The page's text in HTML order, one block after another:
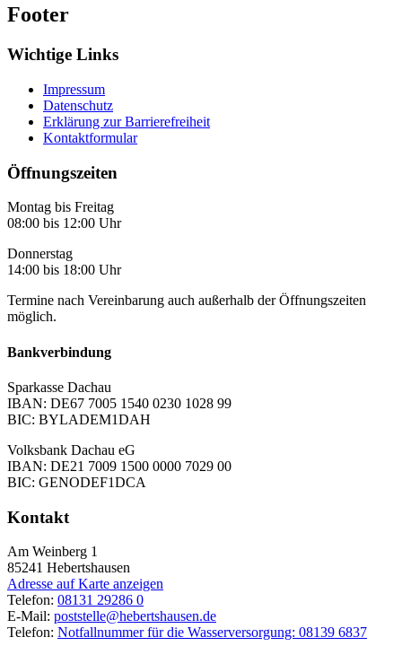
Footer
Wichtige Links
Impressum
Datenschutz
Erklärung zur Barrierefreiheit
Kontaktformular
Öffnungszeiten
Montag bis Freitag
08:00 bis 12:00 Uhr
Donnerstag
14:00 bis 18:00 Uhr
Termine nach Vereinbarung auch außerhalb der Öffnungszeiten
möglich.
Bankverbindung
Sparkasse Dachau
IBAN: DE67 7005 1540 0230 1028 99
BIC: BYLADEM1DAH
Volksbank Dachau eG
IBAN: DE21 7009 1500 0000 7029 00
BIC: GENODEF1DCA
Kontakt
Am Weinberg 1
85241 Hebertshausen
Adresse auf Karte anzeigen
Telefon: 08131 29286 0
E-Mail: poststelle@hebertshausen.de
Telefon: Notfallnummer für die Wasserversorgung: 08139 6837